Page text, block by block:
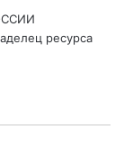
ресурса